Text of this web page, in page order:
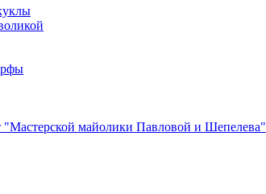
майолики Павловой и Шепелева"